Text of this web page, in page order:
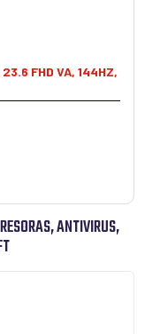
FHD VA, 144HZ,
ANTIVIRUS,